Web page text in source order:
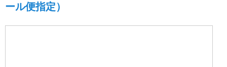
ール便指定）